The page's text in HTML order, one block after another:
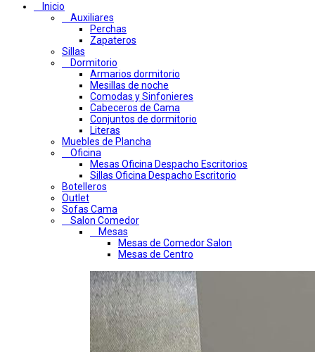
Inicio
Auxiliares
Perchas
Zapateros
Sillas
Dormitorio
Armarios dormitorio
Mesillas de noche
Comodas y Sinfonieres
Cabeceros de Cama
Conjuntos de dormitorio
Literas
Muebles de Plancha
Oficina
Mesas Oficina Despacho Escritorios
Sillas Oficina Despacho Escritorio
Botelleros
Outlet
Sofas Cama
Salon Comedor
Mesas
Mesas de Comedor Salon
Mesas de Centro